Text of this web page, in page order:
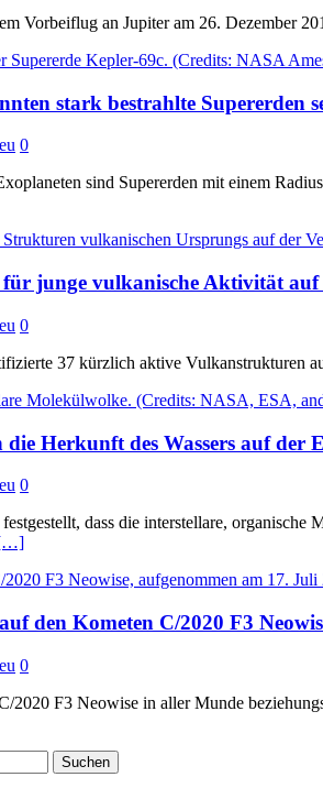
Vorbeiflug an Jupiter am 26. Dezember
stark bestrahlte Supererden
0
sind Supererden mit einem
für junge vulkanische Aktivität auf
0
37 kürzlich aktive Vulkanstrukturen
Herkunft des Wassers auf der
0
dass die interstellare,
den Kometen C/2020 F3
0
2020 F3 Neowise in aller Munde